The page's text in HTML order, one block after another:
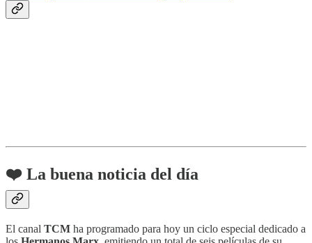
❤️ La buena noticia del día
El canal TCM ha programado para hoy un ciclo especial dedicado a